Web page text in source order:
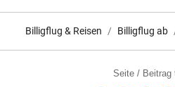
Billigflug & Reisen Billigflug ab
Seite / Beitrag